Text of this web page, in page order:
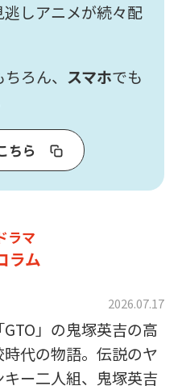
しアニメが続々配
ろん、 スマホでも
ちら
ラマ
ラム
2026.07.17
「GTO」の鬼塚英吉の高
時代の物語。伝説のヤ
キー二人組、鬼塚英吉